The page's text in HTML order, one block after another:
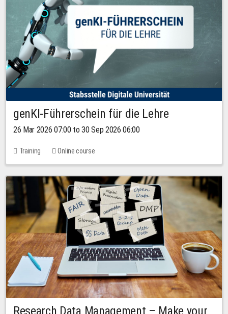
genKI-Führerschein für die Lehre
26 Mar 2026 07:00 to 30 Sep 2026 06:00
Training Online course
Research Data Management – Make your